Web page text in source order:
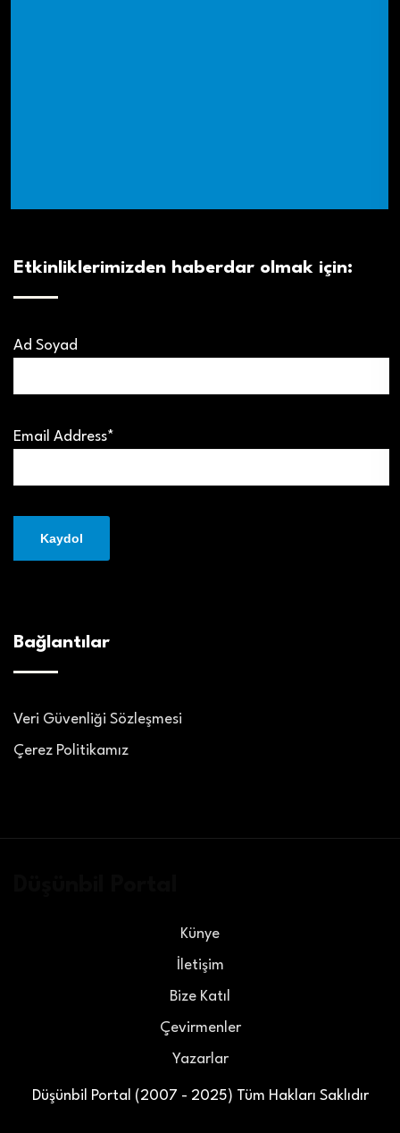
Etkinliklerimizden haberdar olmak için:
Ad Soyad
Email Address*
Bağlantılar
Veri Güvenliği Sözleşmesi
Çerez Politikamız
Düşünbil Portal (2007 - 2025) Tüm Hakları Saklıdır
Künye
İletişim
Bize Katıl
Çevirmenler
Yazarlar